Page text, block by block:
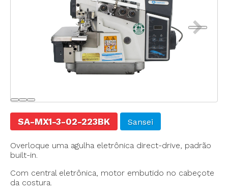
SA-MX1-3-02-223BK Sansei
Overloque uma agulha eletrônica direct-drive, padrão
built-in.
Com central eletrônica, motor embutido no cabeçote
da costura.